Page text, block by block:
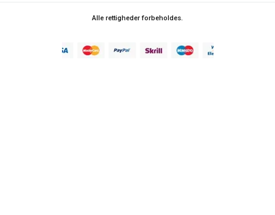
Alle rettigheder forbeholdes.